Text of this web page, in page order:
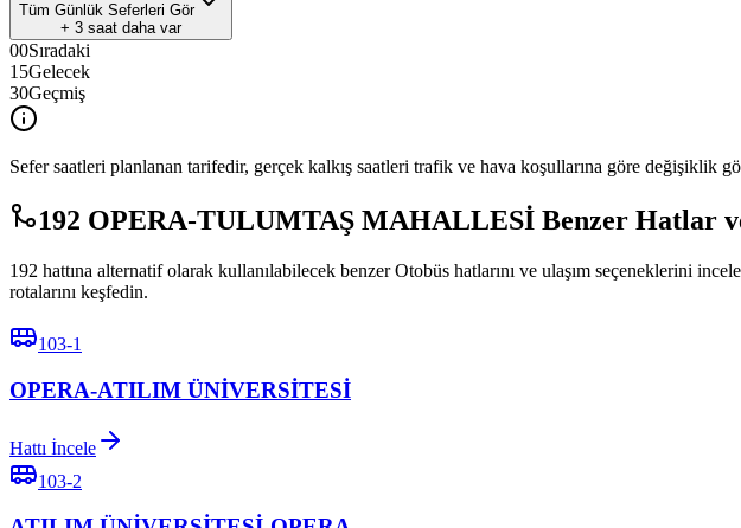
Tüm Günlük Seferleri Gör
+ 3 saat daha var
00Sıradaki
15Gelecek
30Geçmiş
Sefer saatleri planlanan tarifedir, gerçek kalkış saatleri trafik ve hava koşullarına göre değişiklik
192 OPERA-TULUMTAŞ MAHALLESİ Benzer Hatlar
192 hattına alternatif olarak kullanılabilecek benzer Otobüs hatlarını ve ulaşım seçeneklerini
rotalarını keşfedin.
103-1
OPERA-ATILIM ÜNİVERSİTESİ
Hattı İncele
103-2